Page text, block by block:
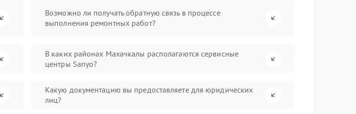
Возможно ли получать обратную связь в процессе
выполнения ремонтных работ?
В каких районах Махачкалы располагаются сервисные
центры Sanyo?
Какую документацию вы предоставляете для юридических
лиц?